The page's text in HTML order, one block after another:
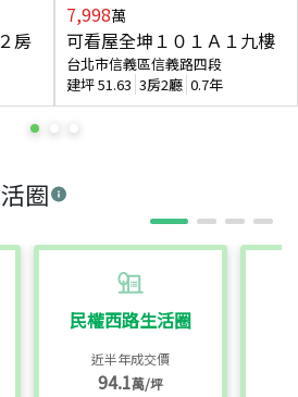
圈
民權西路生活圈
近半年成交價
94.1萬/坪
房
7,998萬
可看屋全坤１０１Ａ１九樓
台北市信義區信義路四段
建坪51.63 3房2廳 0.7年